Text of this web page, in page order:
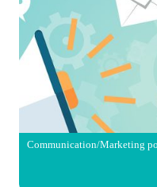
Communication/Marketing